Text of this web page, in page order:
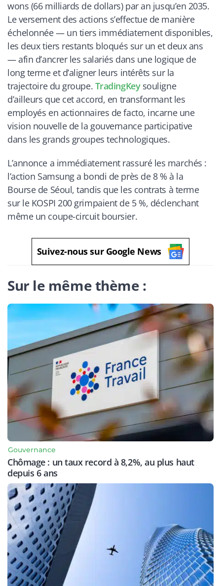
wons (66 milliards de dollars) par an jusqu’en 2035.
Le versement des actions s’effectue de manière
échelonnée — un tiers immédiatement disponibles,
les deux tiers restants bloqués sur un et deux ans
— afin d’ancrer les salariés dans une logique de
long terme et d’aligner leurs intérêts sur la
trajectoire du groupe. TradingKeysouligne
d’ailleurs que cet accord, en transformant les
employés en actionnaires de facto, incarne une
vision nouvelle de la gouvernance participative
dans les grands groupes technologiques.
L’annonce a immédiatement rassuré les marchés :
l’action Samsung a bondi de près de 8 % à la
Bourse de Séoul, tandis que les contrats à terme
sur le KOSPI 200 grimpaient de 5 %, déclenchant
même un coupe-circuit boursier.
Suivez-nous sur Google News
Sur le même thème :
Gouvernance
Chômage : un taux record à 8,2%, au plus haut
depuis 6 ans